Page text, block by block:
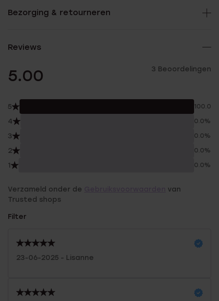
Bezorging & retourneren
Reviews
5.00 3 Beoordelingen
5 100.0%
4 0.0%
3 0.0%
2 0.0%
1 0.0%
Verzameld onder de
van
Trusted shops
Filter
23-06-2025 - Lisanne